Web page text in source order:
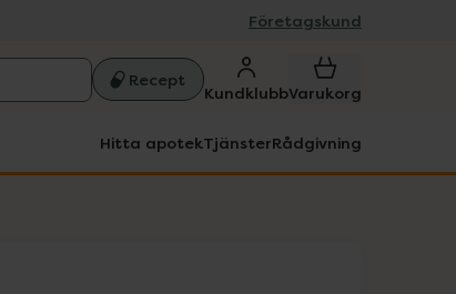
Företagskund
Recept
KundklubbVarukorg
Hitta apotekTjänsterRådgivning